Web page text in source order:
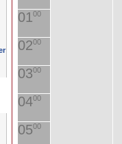
0100
0200
0300
0400
0500